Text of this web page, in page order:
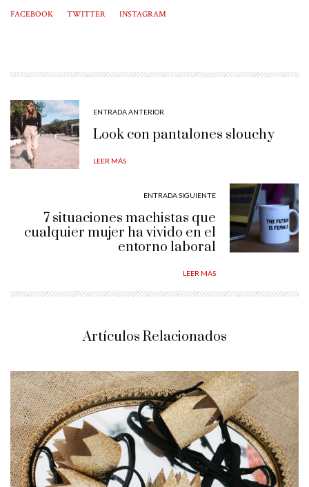
FACEBOOK TWITTER INSTAGRAM
ENTRADA ANTERIOR
Look con pantalones slouchy
LEER MÁS
ENTRADA SIGUIENTE
7 situaciones machistas que
cualquier mujer ha vivido en el
entorno laboral
LEER MÁS
Artículos Relacionados